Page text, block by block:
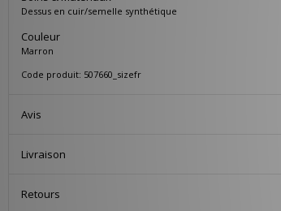
Dessus en cuir/semelle synthétique
Couleur
Marron
Code produit: 507660_sizefr
Avis
Livraison
Retours